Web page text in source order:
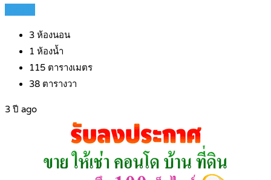
3 ห้องนอน
1 ห้องน้ำ
115 ตารางเมตร
38 ตารางวา
3 ปี ago